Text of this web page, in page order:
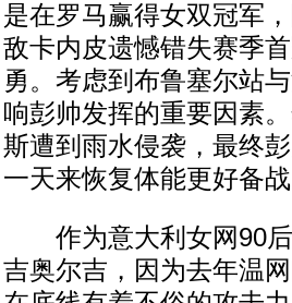
是在罗马赢得女双冠军
敌卡内皮遗憾错失赛季
勇。考虑到布鲁塞尔站
响彭帅发挥的重要因素
斯遭到雨水侵袭，最终
一天来恢复体能更好备战
作为意大利女网90后
吉奥尔吉，因为去年温